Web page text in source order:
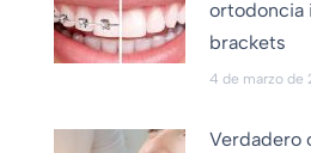
ortodoncia
brackets
4 de marzo de
Verdadero